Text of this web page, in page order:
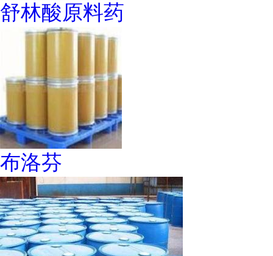
舒林酸原料药
布洛芬